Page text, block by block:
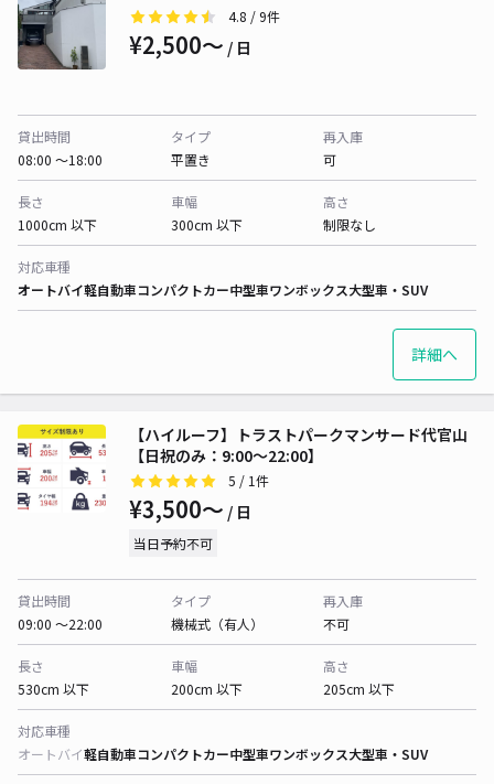
4.8 / 9件
¥2,500〜 / 日
貸出時間
08:00 〜18:00
タイプ
平置き
再入庫
可
長さ
1000cm 以下
車幅
300cm 以下
高さ
制限なし
対応車種
オートバイ軽自動車コンパクトカー中型車ワンボックス大型車・SUV
詳細へ
【ハイルーフ】トラストパークマンサード代官山
【日祝のみ：9:00～22:00】
5 / 1件
¥3,500〜 / 日
当日予約不可
貸出時間
09:00 〜22:00
タイプ
機械式（有人）
再入庫
不可
長さ
530cm 以下
車幅
200cm 以下
高さ
205cm 以下
対応車種
オートバイ軽自動車コンパクトカー中型車ワンボックス大型車・SUV